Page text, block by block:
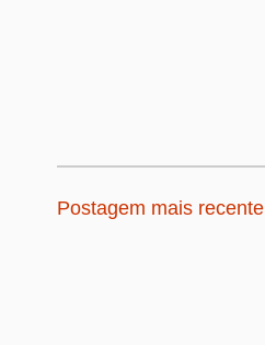
Postagem mais recente